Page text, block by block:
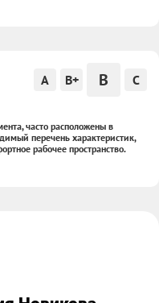
A B+ B C
часто расположены в
перечень характеристик,
рабочее пространство.